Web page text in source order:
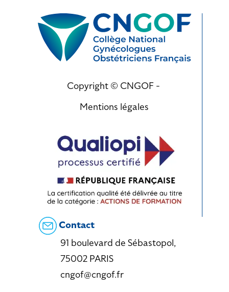
Copyright © CNGOF -
Mentions légales
Contact
91 boulevard de Sébastopol,
75002 PARIS
cngof@cngof.fr